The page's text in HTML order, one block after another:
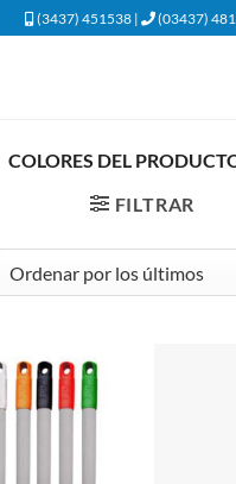
(3437) 451538 | (03437)
COLORES DEL
FILTRAR